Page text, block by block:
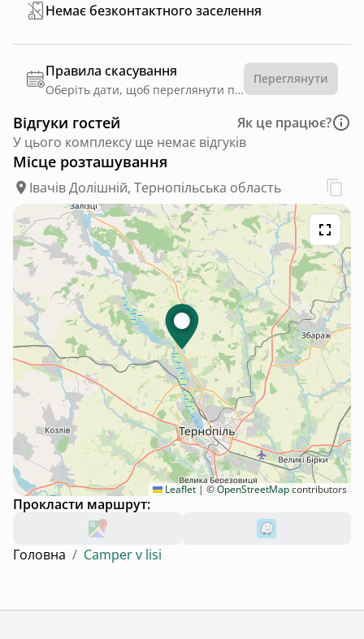
Немає безконтактного заселення
Правила скасування
Оберіть дати, щоб переглянути правила
Переглянути
Відгуки гостей
Як це працює?
У цього комплексу ще немає відгуків
Місце розташування
Івачів Долішній, Тернопільська область
Leaflet | ©OpenStreetMapcontributors
Прокласти маршрут:
Головна / Camper v lisi